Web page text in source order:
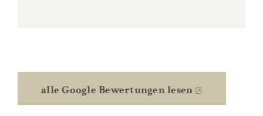
alle Google Bewertungen lesen